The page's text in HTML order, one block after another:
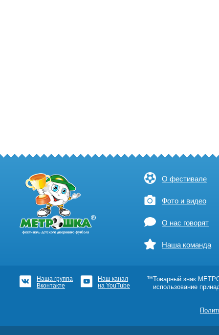
О фестивале
Фото и видео
О нас говорят
Наша команда
Наша группа
Вконтакте
Наш канал
на YouTube
™Товарный знак
использование